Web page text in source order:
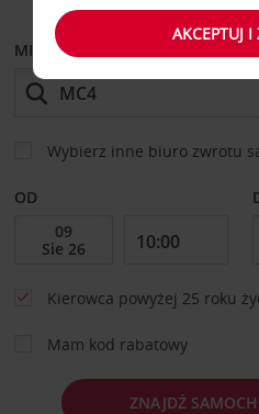
MIEJSCE ODBIORU
Wybierz inne biuro zwrotu
OD
Kierowca powyżej 25 roku
Mam kod rabatowy
ZNAJDŹ
AKCEPTUJ